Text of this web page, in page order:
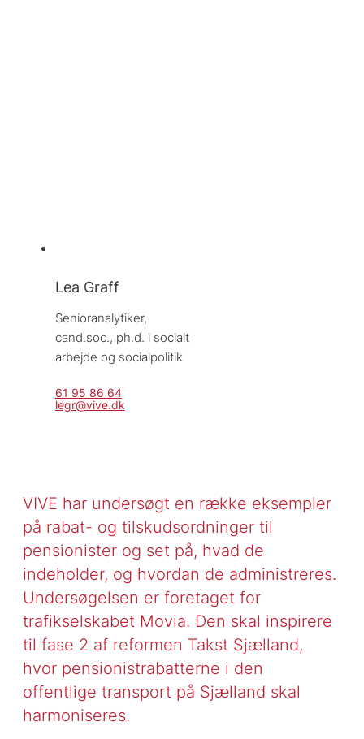
Lea Graff
Senioranalytiker,
cand.soc., ph.d. i socialt
arbejde og socialpolitik
61 95 86 64
legr@vive.dk
VIVE har undersøgt en række eksempler
på rabat- og tilskudsordninger til
pensionister og set på, hvad de
indeholder, og hvordan de administreres.
Undersøgelsen er foretaget for
trafikselskabet Movia. Den skal inspirere
til fase 2 af reformen Takst Sjælland,
hvor pensionistrabatterne i den
offentlige transport på Sjælland skal
harmoniseres.